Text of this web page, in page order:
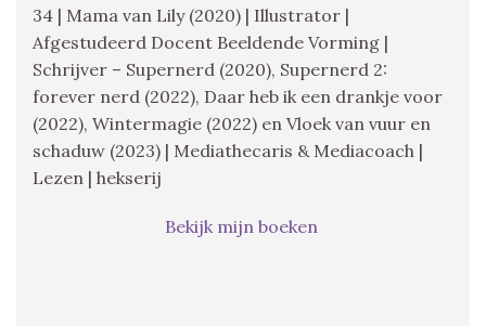
34 | Mama van Lily (2020) | Illustrator |
Afgestudeerd Docent Beeldende Vorming |
Schrijver – Supernerd (2020), Supernerd 2:
forever nerd (2022), Daar heb ik een drankje voor
(2022), Wintermagie (2022) en Vloek van vuur en
schaduw (2023) | Mediathecaris & Mediacoach |
Lezen | hekserij
Bekijk mijn boeken